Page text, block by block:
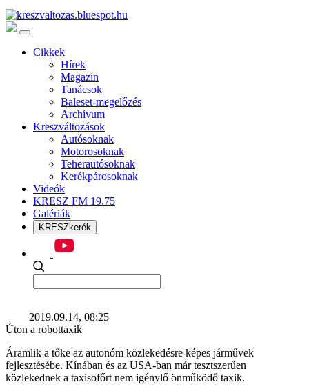
Cikkek
Hírek
Magazin
Tanácsok
Baleset-megelőzés
Archívum
Kreszváltozások
Autósoknak
Motorosoknak
Teherautósoknak
Kerékpárosoknak
Videók
KRESZ FM 19.75
Galériák
KRESZkerék
2019.09.14, 08:25
Úton a robottaxik
Áramlik a tőke az autonóm közlekedésre képes járművek
fejlesztésébe. Kínában és az USA-ban már tesztszerűen
közlekednek a taxisofőrt nem igénylő önműködő taxik.